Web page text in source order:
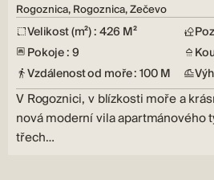
Rogoznica, Rogoznica, Zečevo
Velikost (m²) : 426 M²
Pokoje : 9
Vzdálenost od moře : 100 M
V Rogoznici, v blízkosti moře a
nová moderní vila apartmánového
třech…